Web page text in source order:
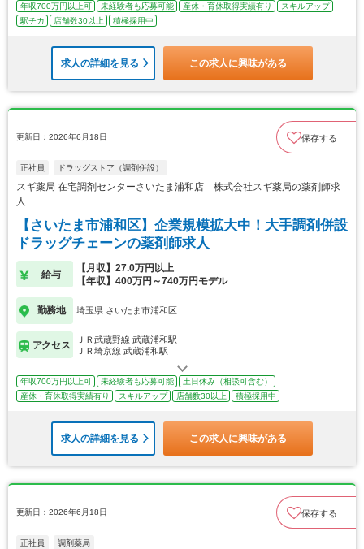
年収700万円以上可 未経験者も応募可能 産休・育休取得実績有り
スキルアップ
駅チカ
店舗数30以上 積極採用中
求人の詳細を見る この求人に興味がある
更新日：2026年6月18日 保存する
正社員 ドラッグストア（調剤併設）
スギ薬局 在宅調剤センターさいたま浦和店 株式会社スギ薬局の薬剤師求
人
【さいたま市浦和区】企業規模拡大中！大手調剤併設
ドラッグチェーンの薬剤師求人
給与
【月収】27.0万円以上
【年収】400万円～740万円モデル
勤務地 埼玉県 さいたま市浦和区
アクセス
ＪＲ武蔵野線 武蔵浦和駅
ＪＲ埼京線 武蔵浦和駅
年収700万円以上可 未経験者も応募可能
土日休み（相談可含む）
産休・育休取得実績有り
スキルアップ 店舗数30以上 積極採用中
求人の詳細を見る この求人に興味がある
更新日：2026年6月18日 保存する
正社員 調剤薬局